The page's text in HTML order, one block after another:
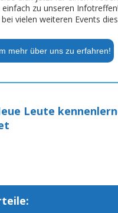
zu unseren
vielen weiteren Events
mehr über uns zu erfahren!
Leute